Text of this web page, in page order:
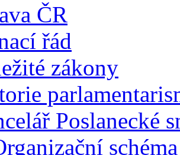
ČR
řád
zákony
Poslanecké
schéma